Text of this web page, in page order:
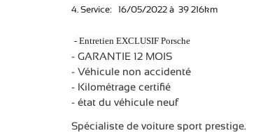
4. Service: 16/05/2022 à 39 216km
- Entretien EXCLUSIF Porsche
- GARANTIE 12 MOIS
- Véhicule non accidenté
- Kilométrage certifié
- état du véhicule neuf
Spécialiste de voiture sport prestige.